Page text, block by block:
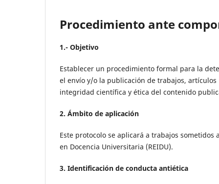
Procedimiento ante
1.- Objetivo
Establecer un procedimiento formal para la
el envío y/o la publicación de trabajos,
integridad científica y ética del contenido
2. Ámbito de aplicación
Este protocolo se aplicará a trabajos
en Docencia Universitaria (REIDU).
3. Identificación de conducta antiética